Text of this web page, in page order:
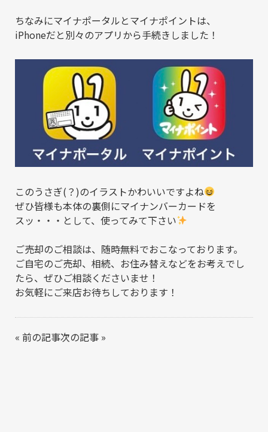
ちなみにマイナポータルとマイナポイントは、
iPhoneだと別々のアプリから手続きしました！
このうさぎ(？)のイラストかわいいですよね
ぜひ皆様も本体の裏側にマイナンバーカードを
スッ・・・として、使ってみて下さい
ご売却のご相談は、随時無料でおこなっております。
ご自宅のご売却、相続、お住み替えなどをお考えでし
たら、ぜひご相談くださいませ！
お気軽にご来店お待ちしております！
« 前の記事次の記事 »